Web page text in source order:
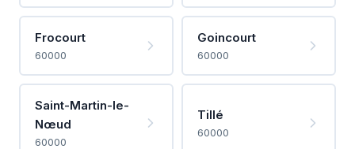
Frocourt
60000
Goincourt
60000
Saint-Martin-le-
Nœud
60000
Tillé
60000